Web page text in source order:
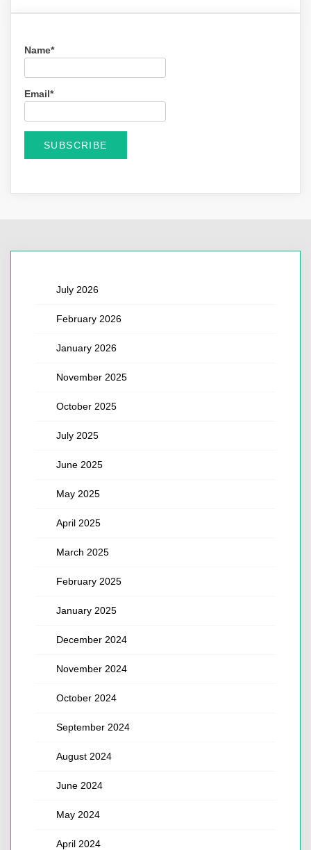
Name*
Email*
July 2026
February 2026
January 2026
November 2025
October 2025
July 2025
June 2025
May 2025
April 2025
March 2025
February 2025
January 2025
December 2024
November 2024
October 2024
September 2024
August 2024
June 2024
May 2024
April 2024